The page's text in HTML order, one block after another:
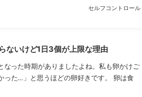
セルフコントロール
ないけど1日3個が上限な理由
なった時期がありましたよね。私も卵かけご
った…」と思うほどの卵好きです。 卵は食